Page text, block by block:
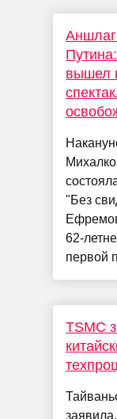
вышел
"Без
62-
первой
TSMC